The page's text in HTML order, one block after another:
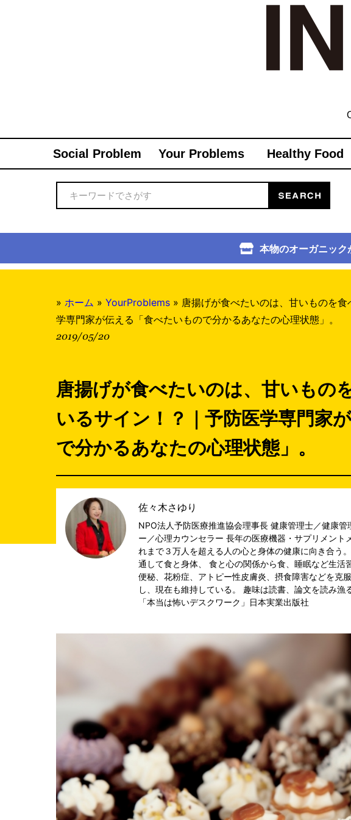
Social Problem Your Problems Healthy Food
本物のオーガニッ
» ホーム » YourProblems » 唐揚げが食べたいのは、甘いものを
学専門家が伝える「食べたいもので分かるあなたの心理状態」。
2019/05/20
唐揚げが食べたいのは、甘いもの
いるサイン！？｜予防医学専門家
で分かるあなたの心理状態」。
佐々木さゆり
NPO法人予防医療推進協会理事長 健康管理士／健康
ー／心理カウンセラー 長年の医療機器・サプリメント
れまで３万人を超える人の心と身体の健康に向き合う
通して食と身体、 食と心の関係から食、睡眠など生活
便秘、花粉症、アトピー性皮膚炎、摂食障害などを克
し、現在も維持している。 趣味は読書、論文を読み漁
「本当は怖いデスクワーク」日本実業出版社